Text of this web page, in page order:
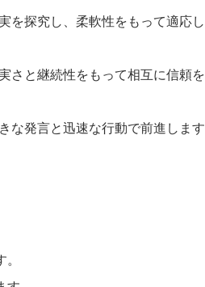
を探究し、柔軟性をもって適応し
さと継続性をもって相互に信頼を
な発言と迅速な行動で前進します